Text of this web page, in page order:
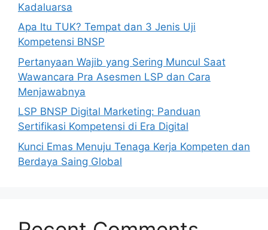
Kadaluarsa
Apa Itu TUK? Tempat dan 3 Jenis Uji
Kompetensi BNSP
Pertanyaan Wajib yang Sering Muncul Saat
Wawancara Pra Asesmen LSP dan Cara
Menjawabnya
LSP BNSP Digital Marketing: Panduan
Sertifikasi Kompetensi di Era Digital
Kunci Emas Menuju Tenaga Kerja Kompeten dan
Berdaya Saing Global